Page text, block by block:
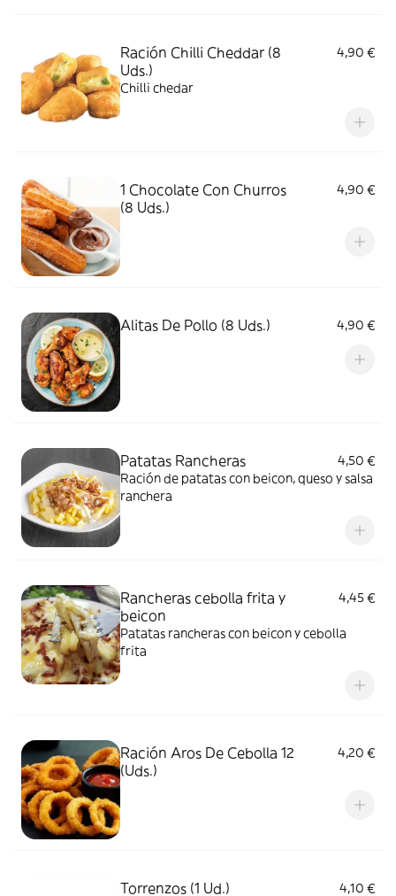
Ración Chilli Cheddar (8
Uds.)
4,90 €
Chilli chedar
1 Chocolate Con Churros
(8 Uds.)
4,90 €
Alitas De Pollo (8 Uds.) 4,90 €
Patatas Rancheras
4,50 €
Ración de patatas con beicon, queso y salsa
ranchera
Rancheras cebolla frita y
beicon
4,45 €
Patatas rancheras con beicon y cebolla
frita
Ración Aros De Cebolla 12
(Uds.)
4,20 €
Torrenzos (1 Ud.) 4,10 €